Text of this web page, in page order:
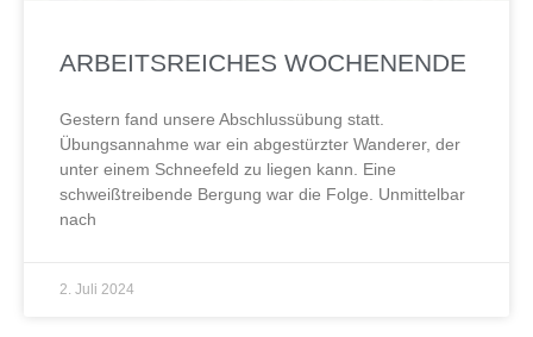
ARBEITSREICHES WOCHENENDE
Gestern fand unsere Abschlussübung statt.
Übungsannahme war ein abgestürzter Wanderer, der
unter einem Schneefeld zu liegen kann. Eine
schweißtreibende Bergung war die Folge. Unmittelbar
nach
2. Juli 2024